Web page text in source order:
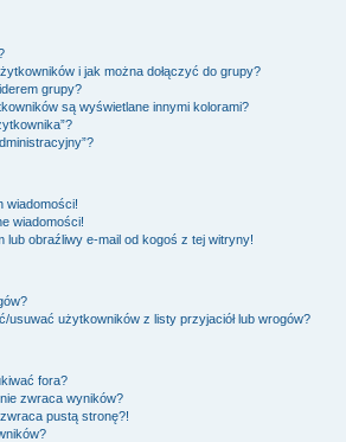
i jak można dołączyć do grupy?
grupy?
są wyświetlane innymi kolorami?
wiadomości!
wiadomości!
lub obraźliwy e-mail od kogoś z tej witryny!
usuwać użytkowników z listy przyjaciół lub wrogów?
fora?
zwraca wyników?
pustą stronę?!